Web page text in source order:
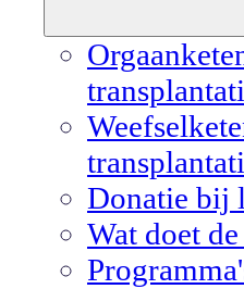
Donatie bij
Wat doet